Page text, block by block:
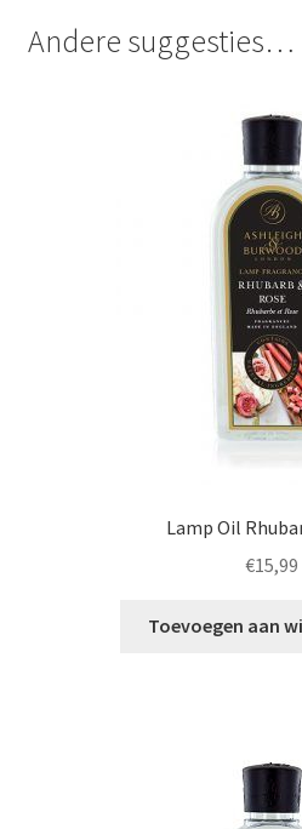
Andere suggesties…
Lamp Oil
€15,99
Toevoegen aan